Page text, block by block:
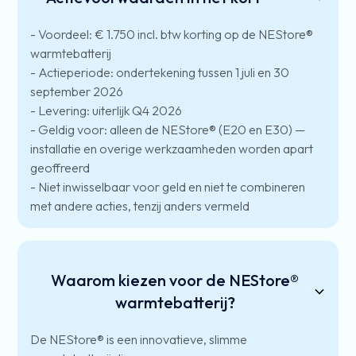
- Voordeel: € 1.750 incl. btw korting op de NEStore®
warmtebatterij
- Actieperiode: ondertekening tussen 1 juli en 30
september 2026
- Levering: uiterlijk Q4 2026
- Geldig voor: alleen de NEStore® (E20 en E30) —
installatie en overige werkzaamheden worden apart
geoffreerd
- Niet inwisselbaar voor geld en niet te combineren
met andere acties, tenzij anders vermeld
Waarom kiezen voor de NEStore®
warmtebatterij?
De NEStore® is een innovatieve, slimme